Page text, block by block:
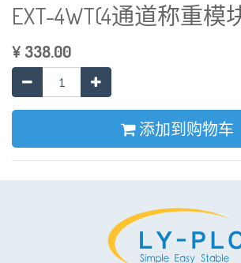
EXT-4WT(4通道称重模
¥ 338.00
添加到购物车